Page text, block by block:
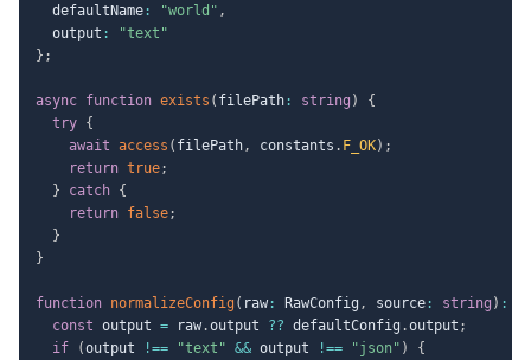
  defaultName
: "world" ,
  output
:
"text"
} ;
async function exists ( filePath : string )
{
try {
await access ( filePath, constants . F_OK) ;
return true;
}
catch {
return false;
}
}
function normalizeConfig ( raw : RawConfig , source : string ) :
const output = raw.output ?? defaultConfig .output ;
if
(output !== "text" && output !== "json" )
{